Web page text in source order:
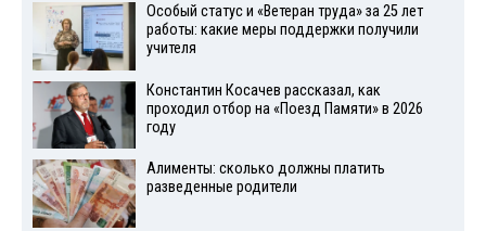
Особый статус и «Ветеран труда» за 25 лет
работы: какие меры поддержки получили
учителя
Константин Косачев рассказал, как
проходил отбор на «Поезд Памяти» в 2026
году
Алименты: сколько должны платить
разведенные родители